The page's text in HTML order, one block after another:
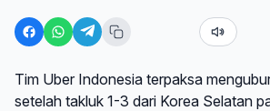
Tim Uber Indonesia terpaksa
setelah takluk 1-3 dari Korea Selatan